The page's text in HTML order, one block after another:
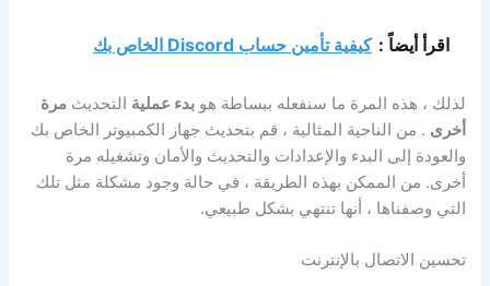
اقرأ أيضاً : كيفية تأمين حساب Discord الخاص بك
لذلك ، هذه المرة ما سنفعله ببساطة هوبدء عملية التحديثمرة
أخرى . من الناحية المثالية ، قم بتحديث جهاز الكمبيوتر الخاص بك
والعودة إلى البدء والإعدادات والتحديث والأمان وتشغيله مرة
أخرى. من الممكن بهذه الطريقة ، في حالة وجود مشكلة مثل تلك
التي وصفناها ، أنها تنتهي بشكل طبيعي.
تحسين الاتصال بالإنترنت